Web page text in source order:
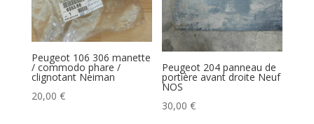
Peugeot 106 306 manette
/ commodo phare /
clignotant Neiman
20,00 €
Peugeot 204 panneau de
portière avant droite Neuf
NOS
30,00€